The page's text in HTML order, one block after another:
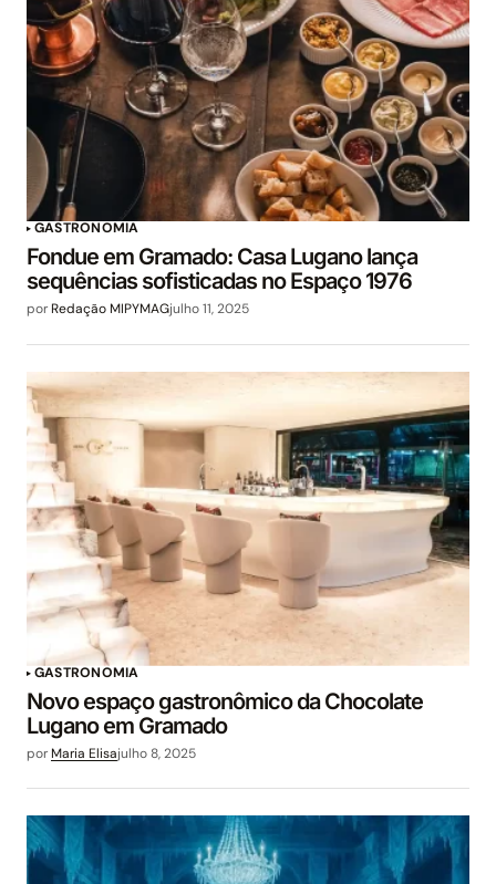
GASTRONOMIA
Fondue em Gramado: Casa Lugano lança
sequências sofisticadas no Espaço 1976
por Redação MIPYMAGjulho 11, 2025
GASTRONOMIA
Novo espaço gastronômico da Chocolate
Lugano em Gramado
por Maria Elisajulho 8, 2025